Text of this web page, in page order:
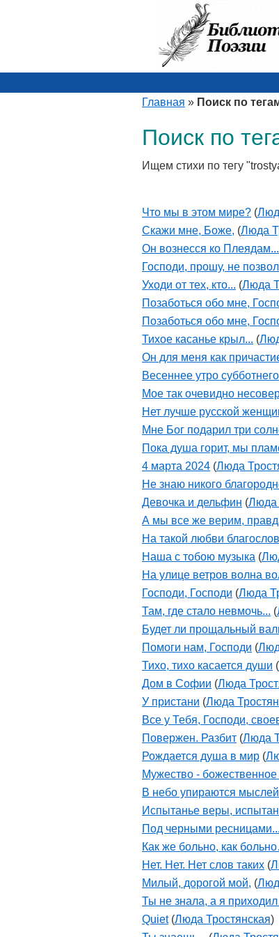
Главная » Поиск по
Поиск по
Ищем стихи по тегу
Что мы в этом мире? (
Скажи мне, Боже, (Люда
Он вознесся ко Плеядам...
Господи, прошу, не
Уходи от тех, кто... (Люда
Позаботься обо мне,
Позаботься обо мне,
Тихое касанье крыл... (
Он для меня как
Весеннее утро
Мое так очевидно
Нет лучше русской
Мне Бог подарил три
Пока душа горит, мы
4 марта 2024 (Люда
Не знаю никого
Девочка и дельфин (Люда
А мы все же верим,
На такой любви
Наша с тобою музыка (
На улице ветров волна
Господи, Господи (Люда
Там, где стало невмочь... (
Будет ли прощальный
Помоги нам, Господи (
Тихо, тихо касается души (
Дом в Софии (Люда
У пристани (Люда
Все у Тебя, Господи,
Повержен. Разбит (Люда
Рождается душа в мир (
Мужество - божественное
В небо упираются мыслей
Испытанье веры,
Под черными ресницами...
Как же больно, как
Нет. Нет. Нет слов таких (
Милый, дорогой мой, (
Ты не знала, а я
Quiet(Люда Тростянская)